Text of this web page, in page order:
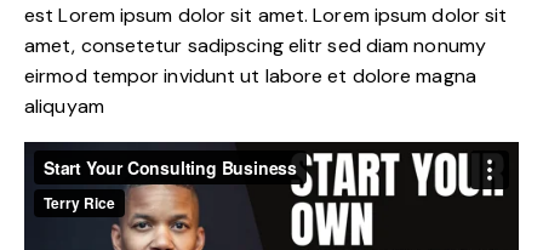
est Lorem ipsum dolor sit amet. Lorem ipsum dolor sit
amet, consetetur sadipscing elitr sed diam nonumy
eirmod tempor invidunt ut labore et dolore magna
aliquyam